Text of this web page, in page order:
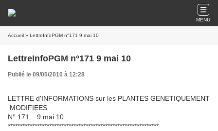
MENU
Accueil » LettreInfoPGM n°171 9 mai 10
LettreInfoPGM n°171 9 mai 10
Publié le 09/05/2010 à 12:28
LETTRE d'INFORMATIONS sur les PLANTES GENETIQUEMENT
MODIFIEES
N° 171. 9 mai 10
**************************************************************